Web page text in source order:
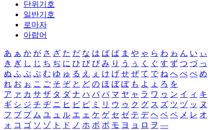
단위기호
일반기호
로마자
아랍어
あ ぁ か が さ ざ た だ な は ば ぱ ま や ゃ ら わ ゎ ん い ぃ
き ぎ し じ ち ぢ に ひ び ぴ み り う ぅ く ぐ す ず つ づ っ
ぬ ふ ぶ ぷ む ゆ ゅ る え ぇ け げ せ ぜ て で ね へ べ ぺ め
れ お ぉ こ ご そ ぞ と ど の ほ ぼ ぽ も よ ょ ろ を
ア ァ カ サ ザ タ ダ ナ ハ バ パ マ ヤ ャ ラ ワ ヮ ン イ ィ キ
ギ シ ジ チ ヂ ニ ヒ ビ ピ ミ リ ウ ゥ ク グ ス ズ ツ ヅ ッ ヌ
フ ブ プ ム ユ ュ ル エ ェ ケ ゲ セ ゼ テ デ ヘ ベ ペ メ レ オ
ォ コ ゴ ソ ゾ ト ド ノ ホ ボ ポ モ ヨ ョ ロ ヲ ―